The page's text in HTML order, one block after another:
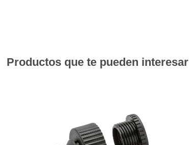
Productos que te pueden interesar